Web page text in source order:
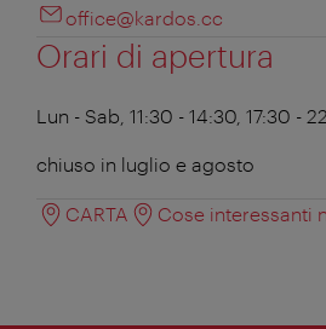
office@kardos.cc
Orari di apertura
Lun - Sab, 11:30 - 14:30, 17:30 -
chiuso in luglio e agosto
CARTA Cose interessanti